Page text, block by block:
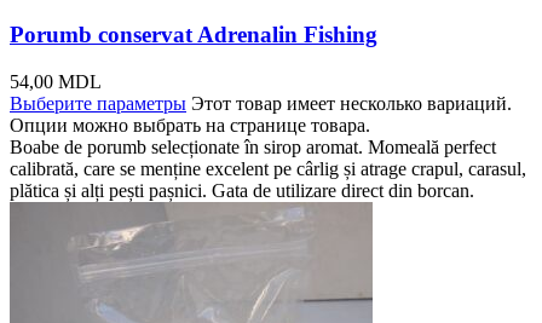
Porumb conservat Adrenalin Fishing
54,00 MDL
Выберите параметры Этот товар имеет несколько вариаций.
Опции можно выбрать на странице товара.
Boabe de porumb selecționate în sirop aromat. Momeală perfect
calibrată, care se menține excelent pe cârlig și atrage crapul, carasul,
plătica și alți pești pașnici. Gata de utilizare direct din borcan.